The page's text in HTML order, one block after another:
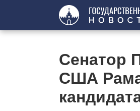
Сенатор
США